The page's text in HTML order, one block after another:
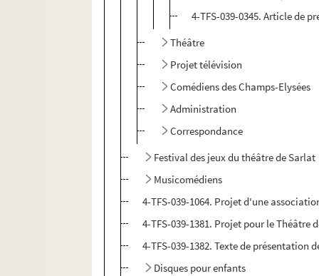
4-TFS-039-0345. Article de
Théâtre
Projet télévision
Comédiens des Champs-Elysées
Administration
Correspondance
Festival des jeux du théâtre de Sarlat
Musicomédiens
4-TFS-039-1064. Projet d'une
4-TFS-039-1381. Projet pour le Théâtre
4-TFS-039-1382. Texte de présentation
Disques pour enfants